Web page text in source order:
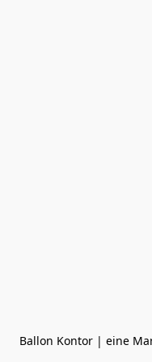
Ballon Kontor | eine